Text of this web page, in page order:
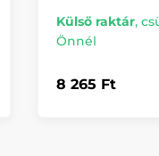
Külső raktár,
Önnél
8 265 Ft